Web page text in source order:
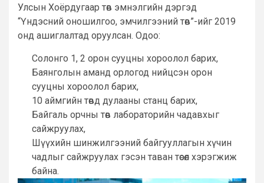
Улсын Хоёрдугаар төв эмнэлгийн дэргэд
“Үндэсний оношилгоо, эмчилгээний төв”-ийг 2019
онд ашиглалтад оруулсан. Одоо:
Солонго 1, 2 орон сууцны хороолол барих,
Баянголын аманд орлогод нийцсэн орон
сууцны хороолол барих,
10 аймгийн төвд дулааны станц барих,
Байгаль орчны төв лабораторийн чадавхыг
сайжруулах,
Шүүхийн шинжилгээний байгууллагын хүчин
чадлыг сайжруулах гэсэн таван төсөл хэрэгжиж
байна.